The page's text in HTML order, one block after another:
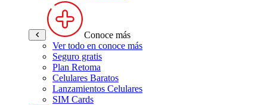
Conoce más
Ver todo en conoce más
Seguro gratis
Plan Retoma
Celulares Baratos
Lanzamientos Celulares
SIM Cards